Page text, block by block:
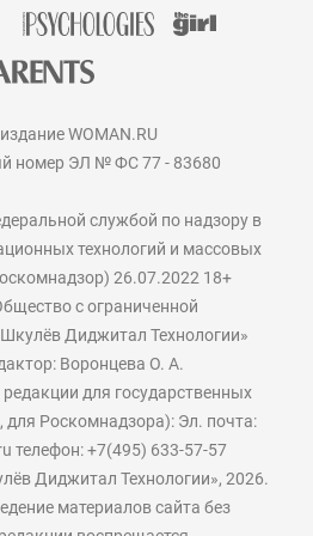
WOMAN.RU
номер ЭЛ № ФС 77 - 83680
службой по надзору в
технологий и массовых
26.07.2022 18+
с ограниченной
Диджитал Технологии»
Воронцева О. А.
для государственных
для Роскомнадзора): Эл. почта:
телефон: +7(495) 633-57-57
Диджитал Технологии», 2026.
материалов сайта без